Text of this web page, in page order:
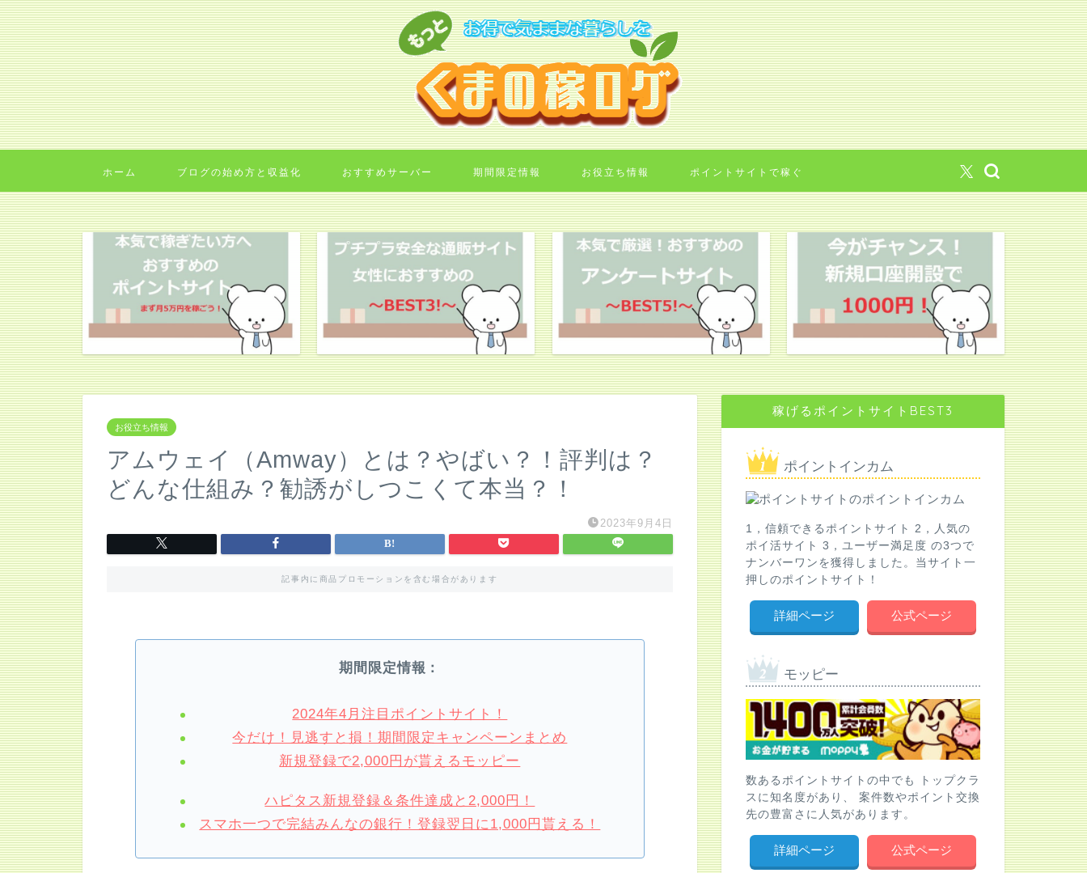
ホーム ブログの始め方と収益化 おすすめサーバー 期間限定情報 お役立ち情報 ポイントサイトで稼ぐ
お役立ち情報
アムウェイ（Amway）とは？やばい？！評判は？
どんな仕組み？勧誘がしつこくて本当？！
2023年9月4日
記事内に商品プロモーションを含む場合があります
期間限定情報：
2024年4月注目ポイントサイト！
今だけ！見逃すと損！期間限定キャンペーンまとめ
新規登録で2,000円が貰えるモッピー
ハピタス新規登録＆条件達成と2,000円！
スマホ一つで完結みんなの銀行！登録翌日に1,000円貰える！
稼げるポイントサイトBEST3
ポイントインカム
1，信頼できるポイントサイト 2，人気の
ポイ活サイト 3，ユーザー満足度 の3つで
ナンバーワンを獲得しました。当サイト一
押しのポイントサイト！
詳細ページ 公式ページ
モッピー
数あるポイントサイトの中でも トップクラ
スに知名度があり、 案件数やポイント交換
先の豊富さに人気があります。
詳細ページ 公式ページ